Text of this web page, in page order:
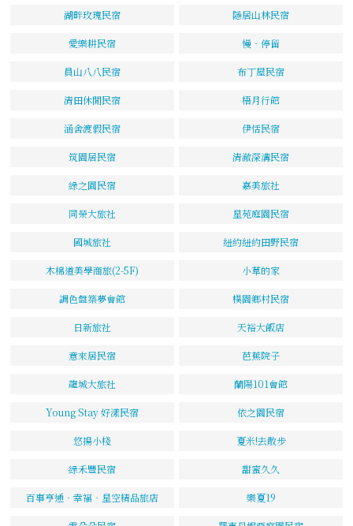
湖畔玫瑰民宿 隱居山林民宿
愛樂耕民宿 慢‧停留
員山八八民宿 布丁屋民宿
清田休閒民宿 梧月行館
涵舍渡假民宿 伊恬民宿
筑園居民宿 清澈深溝民宿
綠之園民宿 嘉美旅社
同榮大旅社 星苑庭園民宿
國城旅社 紐約紐約田野民宿
木棉道美學商旅(2-5F) 小草的家
調色盤築夢會館 樸園鄉村民宿
日新旅社 天裕大飯店
意來居民宿 芭蕉院子
龍城大旅社 蘭陽101會館
Young Stay 好漾民宿 依之園民宿
悠揚小棧 夏米!去散步
綠禾豐民宿 甜蜜久久
百事亨通‧幸福‧星空精品旅店 樂夏19